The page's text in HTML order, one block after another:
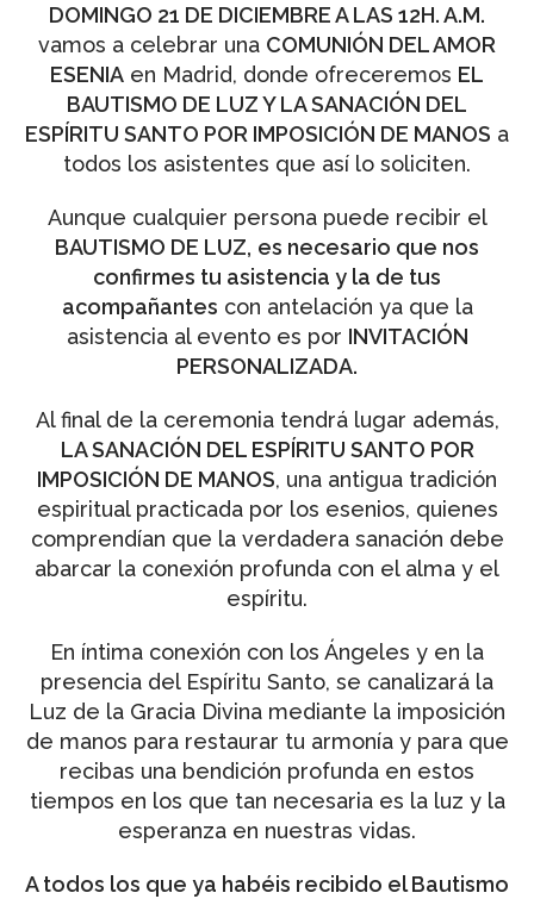
DOMINGO 21 DE DICIEMBRE A LAS 12H. A.M.
vamos a celebrar una COMUNIÓN DEL AMOR
ESENIA en Madrid, donde ofreceremos EL
BAUTISMO DE LUZ Y LA SANACIÓN DEL
ESPÍRITU SANTO POR IMPOSICIÓN DE MANOS a
todos los asistentes que así lo soliciten.
Aunque cualquier persona puede recibir el
BAUTISMO DE LUZ, es necesario que nos
confirmes tu asistencia y la de tus
acompañantes con antelación ya que la
asistencia al evento es por INVITACIÓN
PERSONALIZADA.
Al final de la ceremonia tendrá lugar además,
LA SANACIÓN DEL ESPÍRITU SANTO POR
IMPOSICIÓN DE MANOS, una antigua tradición
espiritual practicada por los esenios, quienes
comprendían que la verdadera sanación debe
abarcar la conexión profunda con el alma y el
espíritu.
En íntima conexión con los Ángeles y en la
presencia del Espíritu Santo, se canalizará la
Luz de la Gracia Divina mediante la imposición
de manos para restaurar tu armonía y para que
recibas una bendición profunda en estos
tiempos en los que tan necesaria es la luz y la
esperanza en nuestras vidas.
A todos los que ya habéis recibido el Bautismo